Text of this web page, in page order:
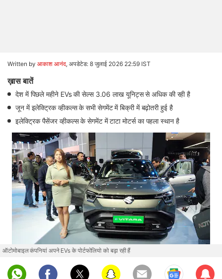
Written by आकाश आनंद, अपडेटेड: 8 जुलाई 2026 22:59 IST
ख़ास बातें
देश में पिछले महीने EVs की सेल्स 3.06 लाख यूनिट्स से अधिक की रही है
जून में इलेक्ट्रिक व्हीकल्स के सभी सेगमेंट में बिक्री में बढ़ोतरी हुई है
इलेक्ट्रिक पैसेंजर व्हीकल्स के सेगमेंट में टाटा मोटर्स का पहला स्थान है
ऑटोमोबाइल कंपनियां अपने EVs के पोर्टफोलियो को बढ़ा रही हैं
Sub